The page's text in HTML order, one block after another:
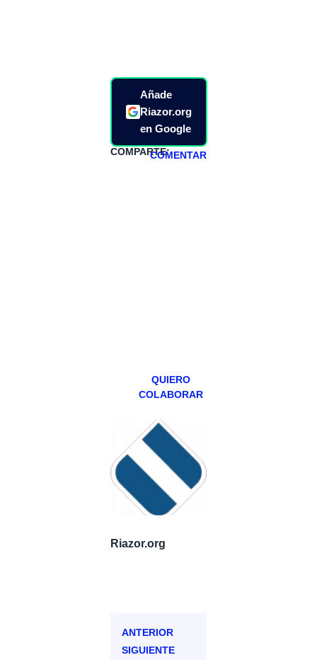
Añade
Riazor.org
en Google
COMPARTE:COMENTAR
QUIERO
COLABORAR
Riazor.org
ANTERIOR
SIGUIENTE